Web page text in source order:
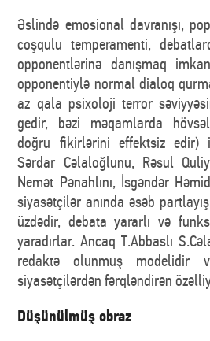
Əslində emosional davranışı,
coşqulu temperamenti,
opponentlərinə danışmaq
opponentiylə normal dialoq
az qala psixoloji terror
gedir, bəzi məqamlarda
doğru fikirlərini effektsiz edir)
Sərdar Cəlaloğlunu, Rəsul
Nemət Pənahlını, İsgəndər
siyasətçilər anında əsəb
üzdədir, debata yararlı və
yaradırlar. Ancaq T.Abbaslı
redaktə olunmuş modelidir
siyasətçilərdən fərqləndirən
Düşünülmüş obraz